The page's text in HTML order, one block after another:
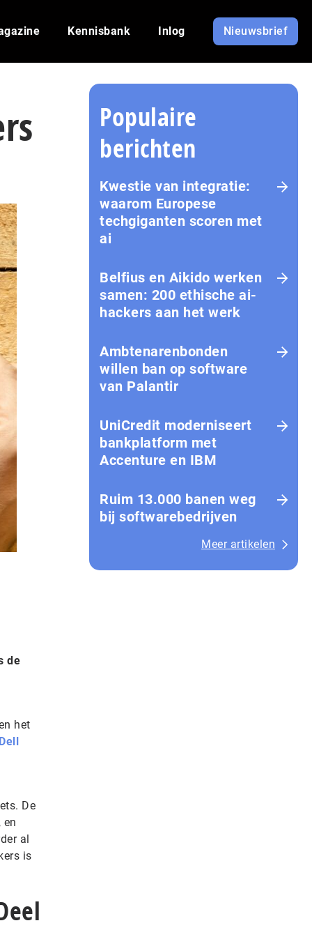
Kennisbank Inlog Nieuwsbrief
de
het
De
en
al
is
Populaire
berichten
Kwestie van integratie:
waarom Europese
techgiganten scoren met
ai
Belfius en Aikido werken
samen: 200 ethische ai-
hackers aan het werk
Amb­te­na­ren­bon­den
willen ban op software
van Palantir
UniCredit moderniseert
bankplatform met
Accenture en IBM
Ruim 13.000 banen weg
bij softwarebedrijven
Meer artikelen